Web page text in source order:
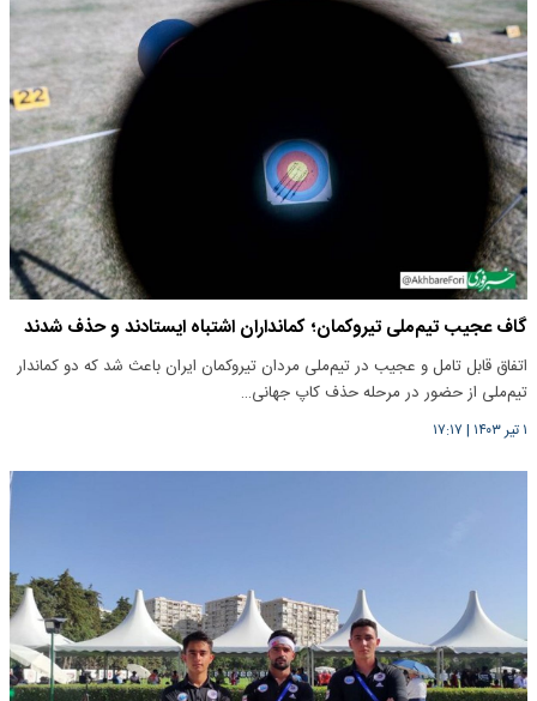
گاف عجیب تیم‌ملی تیروکمان؛ کمانداران اشتباه ایستادند و حذف شدند
اتفاق قابل تامل و عجیب در تیم‌ملی مردان تیروکمان ایران باعث شد که دو کماندار
تیم‌ملی از حضور در مرحله حذف کاپ جهانی…
۱ تیر ۱۴۰۳ | ۱۷:۱۷